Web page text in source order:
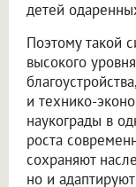
детей
Поэтому такой
высокого
и технико-
наукограды в
роста
сохраняют
но и